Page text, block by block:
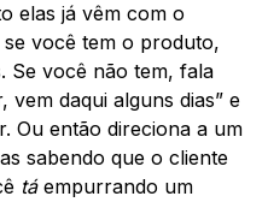
elas já vêm com o
você tem o produto,
Se você não tem, fala
vem daqui alguns dias” e
Ou então direciona a um
sabendo que o cliente
táempurrando um